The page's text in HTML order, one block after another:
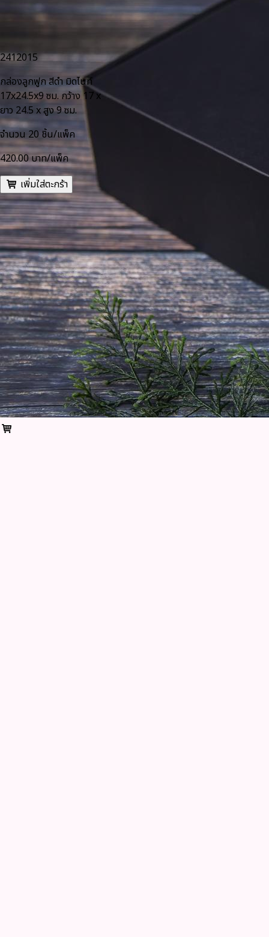
2412015
กล่องลูกฟูก สีดำ มิดไนท์
17x24.5x9 ซม. กว้าง 17 x
ยาว 24.5 x สูง 9 ซม.
จำนวน 20 ชิ้น/แพ็ค
420.00 บาท/แพ็ค
เพิ่มใส่ตะกร้า